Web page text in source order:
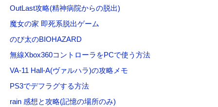
OutLast攻略(精神病院からの脱出)
魔女の家 即死系脱出ゲーム
のび太のBIOHAZARD
無線Xbox360コントローラをPCで使う方法
VA-11 Hall-A(ヴァルハラ)の攻略メモ
PS3でデフラグする方法
rain 感想と攻略(記憶の場所のみ)